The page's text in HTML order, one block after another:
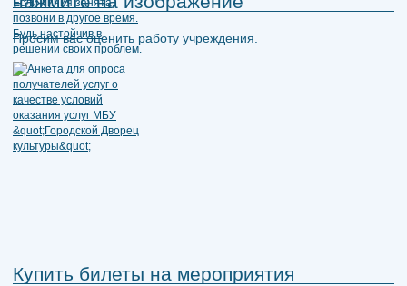
Просим вас оценить работу учреждения.
Купить билеты на мероприятия